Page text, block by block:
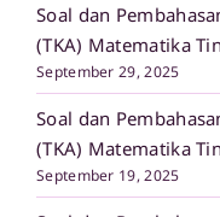
Soal dan
(TKA) Matematika
September 29, 2025
Soal dan
(TKA) Matematika
September 19, 2025